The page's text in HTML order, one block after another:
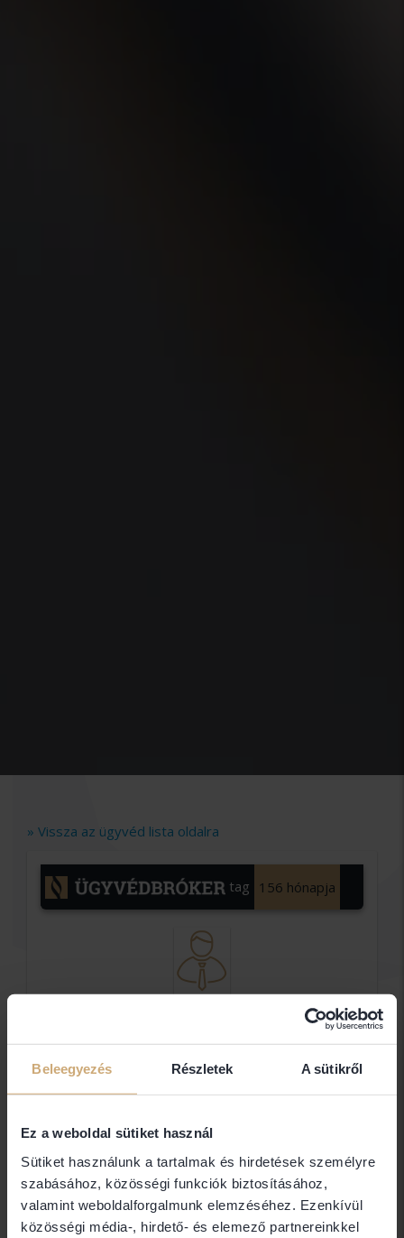
Beleegyezés Részletek A sütikről
Ez a weboldal sütiket használ
Sütiket használunk a tartalmak és hirdetések személyre
szabásához, közösségi funkciók biztosításához,
valamint weboldalforgalmunk elemzéséhez. Ezenkívül
közösségi média-, hirdető- és elemező partnereinkkel
» Vissza az ügyvéd lista oldalra
tag 156 hónapja
dr.Karlosák
Edina
egyéni
ügyvéd
Elérhetőségek